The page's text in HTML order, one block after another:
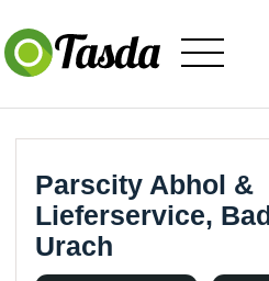
Parscity Abhol &
Lieferservice,
Urach